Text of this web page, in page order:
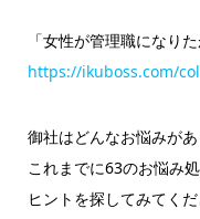
「女性が管理職になり
https://ikuboss.com/
御社はどんなお悩みが
これまでに63のお悩み
ヒントを探してみてくだ